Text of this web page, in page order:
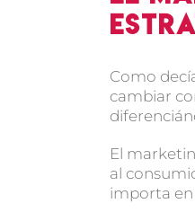
Como
cambiar
El
al
importa en